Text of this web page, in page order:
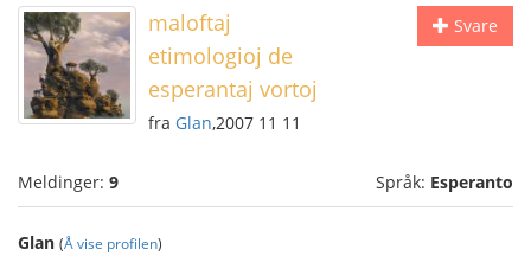
Svare
maloftaj
etimologioj de
esperantaj vortoj
fra Glan,2007 11 11
Meldinger: 9 Språk: Esperanto
Glan (Å vise profilen)